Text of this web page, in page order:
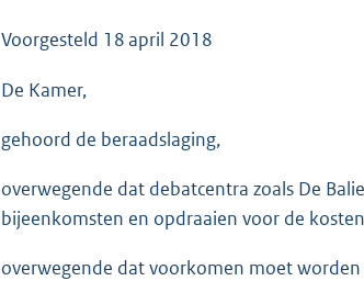
3
b
Voorgesteld 18 april 2018
De Kamer,
gehoord de beraadslaging,
overwegende dat debatcentra zoals De
bijeenkomsten en opdraaien voor de
overwegende dat voorkomen moet